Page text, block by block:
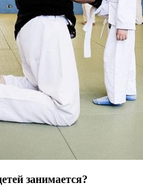
занимается?